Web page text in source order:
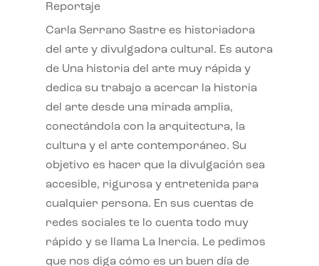
Reportaje
Carla Serrano Sastre es historiadora
del arte y divulgadora cultural. Es autora
de Una historia del arte muy rápida y
dedica su trabajo a acercar la historia
del arte desde una mirada amplia,
conectándola con la arquitectura, la
cultura y el arte contemporáneo. Su
objetivo es hacer que la divulgación sea
accesible, rigurosa y entretenida para
cualquier persona. En sus cuentas de
redes sociales te lo cuenta todo muy
rápido y se llama La Inercia. Le pedimos
que nos diga cómo es un buen día de